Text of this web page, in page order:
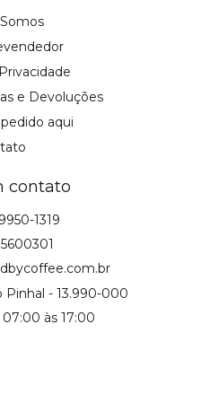
e Devoluções
aqui
contato
1319
Pinhal - 13.990-000
às 17:00